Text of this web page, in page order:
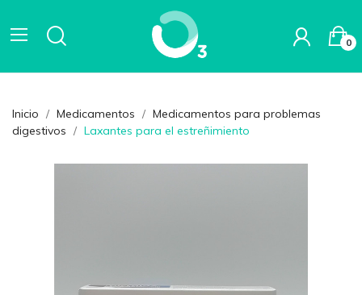
0
Inicio Medicamentos
Medicamentos para problemas
digestivos
Laxantes para el estreñimiento